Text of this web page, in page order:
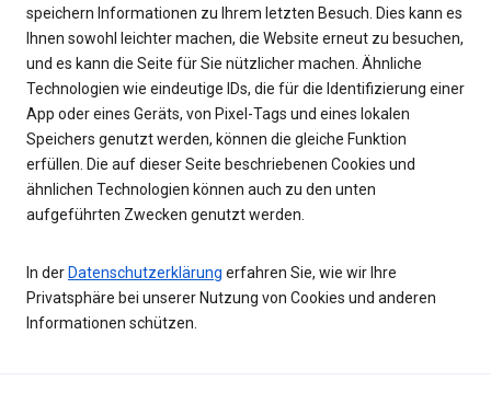
speichern Informationen zu Ihrem letzten Besuch. Dies kann es
Ihnen sowohl leichter machen, die Website erneut zu besuchen,
und es kann die Seite für Sie nützlicher machen. Ähnliche
Technologien wie eindeutige IDs, die für die Identifizierung einer
App oder eines Geräts, von Pixel-Tags und eines lokalen
Speichers genutzt werden, können die gleiche Funktion
erfüllen. Die auf dieser Seite beschriebenen Cookies und
ähnlichen Technologien können auch zu den unten
aufgeführten Zwecken genutzt werden.
In der Datenschutzerklärung erfahren Sie, wie wir Ihre
Privatsphäre bei unserer Nutzung von Cookies und anderen
Informationen schützen.